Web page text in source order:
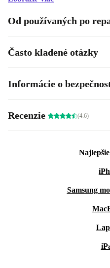
Od používaných po
Často kladené otázky
Informácie o
Recenzie (4.6)
Samsung